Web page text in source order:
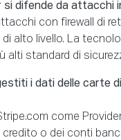
si difende da attacchi
con firewall di
alto livello. La
alti standard di
i dati delle carte
come Provider
credito o dei conti